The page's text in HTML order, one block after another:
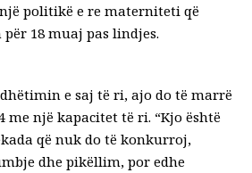
një politikë e re materniteti që
për 18 muaj pas lindjes.
e saj të ri, ajo do të marrë
me një kapacitet të ri. “Kjo është
që nuk do të konkurroj,
dhe pikëllim, por edhe